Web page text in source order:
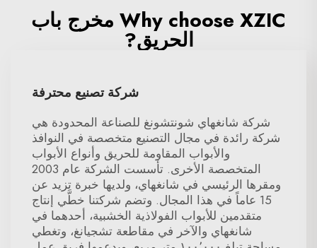
Why choose XZIC مخرج باب
الحريق?
شركة تصنيع محترفة
شركة شانغهاي شونتشونغ للصناعة المحدودة هي
شركة رائدة في مجال التصنيع متخصصة في النوافذ
والأبواب المقاومة للحريق وأنواع الأبواب
المتخصصة الأخرى. تأسست الشركة عام 2003
ومقرها الرئيسي في شانغهاي، ولديها خبرة تزيد عن
15 عاماً في هذا المجال. وتضم شركتنا خطَّي إنتاج
متقدمين للأبواب الفولاذية الخشبية، أحدهما في
شانغهاي والآخر في مقاطعة تشجيانغ، وتغطي